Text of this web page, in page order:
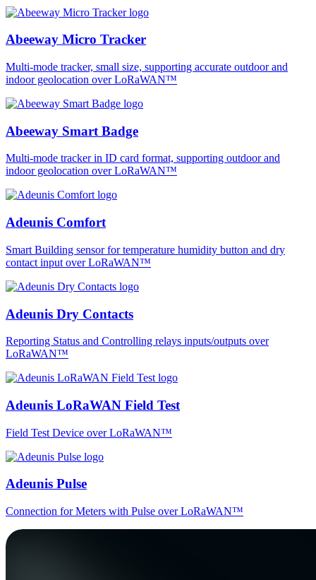
Abeeway Micro Tracker
Multi-mode tracker, small size, supporting accurate outdoor and
indoor geolocation over LoRaWAN™
Abeeway Smart Badge
Multi-mode tracker in ID card format, supporting outdoor and
indoor geolocation over LoRaWAN™
Adeunis Comfort
Smart Building sensor for temperature humidity button and dry
contact input over LoRaWAN™
Adeunis Dry Contacts
Reporting Status and Controlling relays inputs/outputs over
LoRaWAN™
Adeunis LoRaWAN Field Test
Field Test Device over LoRaWAN™
Adeunis Pulse
Connection for Meters with Pulse over LoRaWAN™